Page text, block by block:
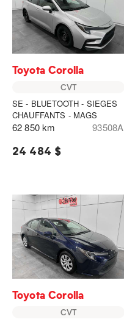
Toyota Corolla
CVT
SE - BLUETOOTH - SIEGES
CHAUFFANTS - MAGS
62 850 km 93508A
24 484 $
Toyota Corolla
CVT